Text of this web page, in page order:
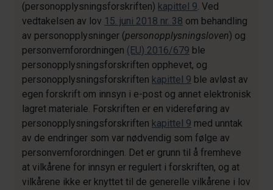
(personopplysningsforskriften) kapittel 9. Ved
vedtakelsen av lov 15. juni 2018 nr. 38 om behandling
av personopplysninger (personopplysningsloven) og
personvernforordningen (EU) 2016/679 ble
personopplysningsforskriften opphevet, og
personopplysningsforskriften kapittel 9 ble avløst av
egen forskrift om innsyn i e-post og annet elektronisk
lagret materiale. Forskriften er en videreføring av
personopplysningsforskriften kapittel 9 med unntak
av de endringer som var nødvendig som følge av
personvernforordningen. Det er grunn til å fremheve
at vilkårene for innsyn er regulert i forskriften, og at
vilkårene ikke er knyttet til de generelle vilkårene i lov